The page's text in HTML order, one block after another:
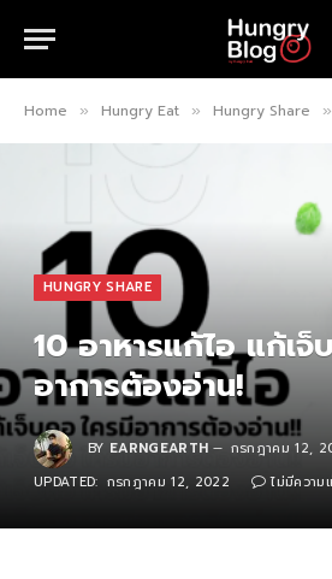
Home » Hungry Eat » Hungry Share »
HUNGRY SHARE
10 อาหารแก้ไอ แก้เจ็
อาการต้องอ่าน!
BY EARNGEARTH
กรกฎาคม 12,
UPDATED: กรกฎาคม 12, 2022 ไม่มีความ